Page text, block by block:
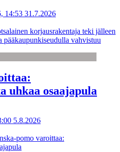
14:53 31.7.2026
korjausrakentaja teki jälleen
pääkaupunkiseudulla vahvistuu
uhkaa osaajapula
5.8.2026
pomo varoittaa: